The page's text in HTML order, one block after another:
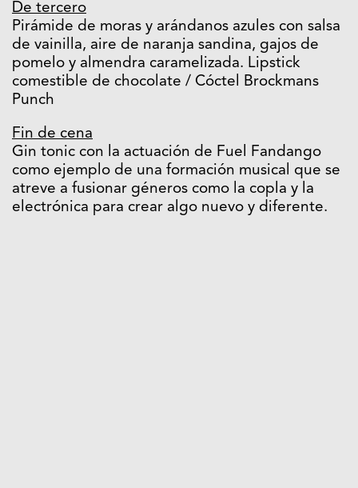
De tercero
Pirámide de moras y arándanos azules con salsa
de vainilla, aire de naranja sandina, gajos de
pomelo y almendra caramelizada. Lipstick
comestible de chocolate / Cóctel Brockmans
Punch
Fin de cena
Gin tonic con la actuación de Fuel Fandango
como ejemplo de una formación musical que se
atreve a fusionar géneros como la copla y la
electrónica para crear algo nuevo y diferente.